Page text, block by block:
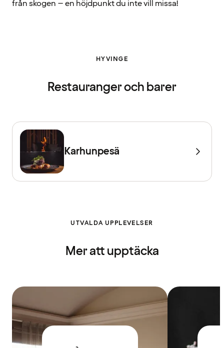
från skogen – en höjdpunkt du inte vill missa!
HYVINGE
Restauranger och barer
Karhunpesä
UTVALDA UPPLEVELSER
Mer att upptäcka